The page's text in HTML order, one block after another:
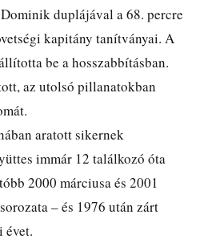
duplájával a 68. percre
kapitány tanítványai. A
be a hosszabbításban.
az utolsó pillanatokban
aratott sikernek
immár 12 találkozó óta
2000 márciusa és 2001
– és 1976 után zárt
évet.